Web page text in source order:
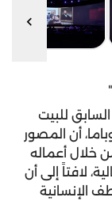
للبيت
أن المصور
خلال أعماله
لافتاً إلى أن
الإنسانية